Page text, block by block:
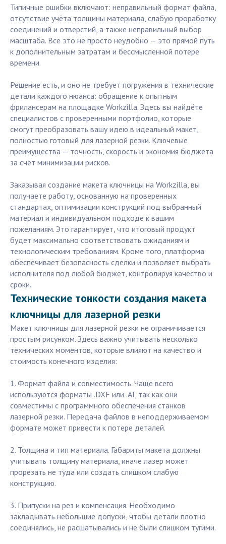
Типичные ошибки включают: неправильный формат файла,
отсутствие учёта толщины материала, слабую проработку
соединений и отверстий, а также неправильный выбор
масштаба. Все это не просто неудобно — это прямой путь
к дополнительным затратам и бессмысленной потере
времени.
Решение есть, и оно не требует погружения в технические
детали каждого нюанса: обращение к опытным
фрилансерам на площадке Workzilla. Здесь вы найдёте
специалистов с проверенными портфолио, которые
смогут преобразовать вашу идею в идеальный макет,
полностью готовый для лазерной резки. Ключевые
преимущества — точность, скорость и экономия бюджета
за счёт минимизации рисков.
Заказывая создание макета ключницы на Workzilla, вы
получаете работу, основанную на проверенных
стандартах, оптимизации конструкций под выбранный
материал и индивидуальном подходе к вашим
пожеланиям. Это гарантирует, что итоговый продукт
будет максимально соответствовать ожиданиям и
технологическим требованиям. Кроме того, платформа
обеспечивает безопасность сделки и позволяет выбрать
исполнителя под любой бюджет, контролируя качество и
сроки.
Технические тонкости создания макета
ключницы для лазерной резки
Макет ключницы для лазерной резки не ограничивается
простым рисунком. Здесь важно учитывать несколько
технических моментов, которые влияют на качество и
стоимость конечного изделия:
1. Формат файла и совместимость. Чаще всего
используются форматы .DXF или .AI, так как они
совместимы с программного обеспечения станков
лазерной резки. Передача файлов в неподдерживаемом
формате может привести к потере деталей.
2. Толщина и тип материала. Габариты макета должны
учитывать толщину материала, иначе лазер может
прорезать не туда или создать слишком слабую
конструкцию.
3. Припуски на рез и компенсация. Необходимо
закладывать небольшие допуски, чтобы детали плотно
соединялись, не расшатывались и не были слишком тугими.